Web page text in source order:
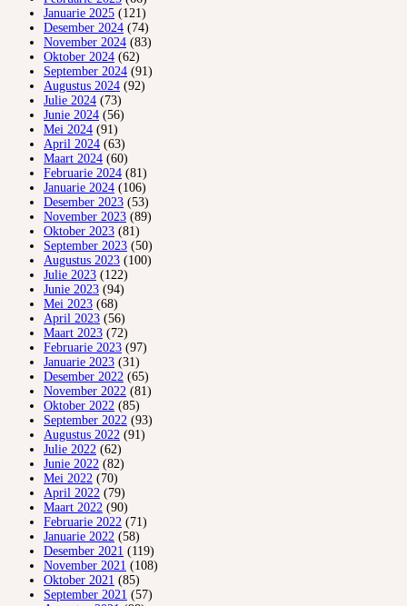
Januarie 2025 (121)
Desember 2024 (74)
November 2024 (83)
Oktober 2024 (62)
September 2024 (91)
Augustus 2024 (92)
Julie 2024 (73)
Junie 2024 (56)
Mei 2024 (91)
April 2024 (63)
Maart 2024 (60)
Februarie 2024 (81)
Januarie 2024 (106)
Desember 2023 (53)
November 2023 (89)
Oktober 2023 (81)
September 2023 (50)
Augustus 2023 (100)
Julie 2023 (122)
Junie 2023 (94)
Mei 2023 (68)
April 2023 (56)
Maart 2023 (72)
Februarie 2023 (97)
Januarie 2023 (31)
Desember 2022 (65)
November 2022 (81)
Oktober 2022 (85)
September 2022 (93)
Augustus 2022 (91)
Julie 2022 (62)
Junie 2022 (82)
Mei 2022 (70)
April 2022 (79)
Maart 2022 (90)
Februarie 2022 (71)
Januarie 2022 (58)
Desember 2021 (119)
November 2021 (108)
Oktober 2021 (85)
September 2021 (57)